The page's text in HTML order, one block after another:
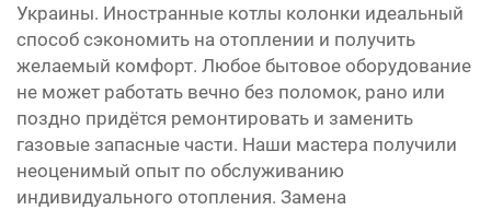
Украины. Иностранные котлы колонки идеальный
способ сэкономить на отоплении и получить
желаемый комфорт. Любое бытовое оборудование
не может работать вечно без поломок, рано или
поздно придётся ремонтировать и заменить
газовые запасные части. Наши мастера получили
неоценимый опыт по обслуживанию
индивидуального отопления. Замена